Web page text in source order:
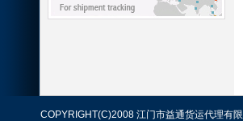
COPYRIGHT(C)2008 江门市益通货运代理有